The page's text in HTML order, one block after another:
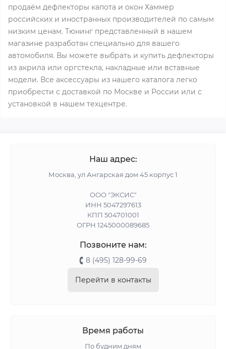
продаём дефлекторы капота и окон Хаммер
российских и иностранных производителей по самым
низким ценам. Тюнинг представленный в нашем
магазине разработан специально для вашего
автомобиля. Вы можете выбрать и купить дефлекторы
из акрила или оргстекла, накладные или вставные
модели. Все аксессуары из нашего каталога легко
приобрести с доставкой по Москве и России или с
установкой в нашем техцентре.
Наш адрес:
Москва, ул Ангарская дом 45 корпус 1
ООО "ЭКСИС"
ИНН 5047297613
КПП 504701001
ОГРН 1245000089685
Позвоните нам:
8 (495) 128-99-69
Перейти в контакты
Время работы
По будним дням